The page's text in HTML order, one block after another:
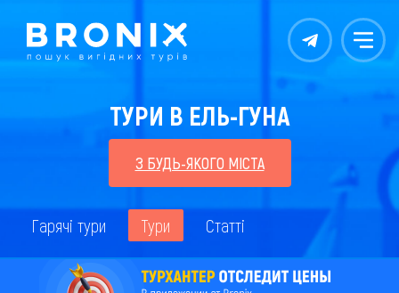
Контакты Меню
ТУРИ В ЕЛЬ-ГУНА
З БУДЬ-ЯКОГО МІСТА
Гарячі тури Тури Статті